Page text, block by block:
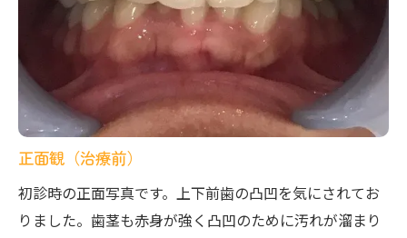
正面観（治療前）
初診時の正面写真です。上下前歯の凸凹を気にされてお
りました。歯茎も赤身が強く凸凹のために汚れが溜まり